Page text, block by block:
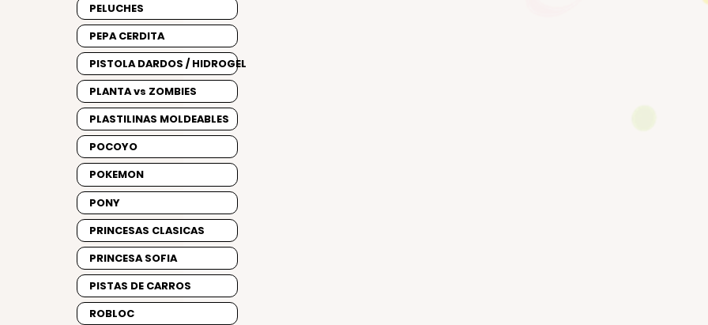
PELUCHES
PEPA CERDITA
PISTOLA DARDOS / HIDROGEL
PLANTA vs ZOMBIES
PLASTILINAS MOLDEABLES
POCOYO
POKEMON
PONY
PRINCESAS CLASICAS
PRINCESA SOFIA
PISTAS DE CARROS
ROBLOC